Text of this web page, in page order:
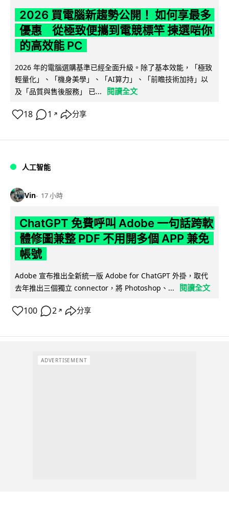
2026 買電腦新趨勢公開！ 如何享最多
優惠 從極致便攜到電競標竿 揀選啱你
的高效能 PC
2026 年的電腦選購基準已經全面升級。除了基本效能，「極致
輕量化」、「機身美學」、「AI算力」、「前瞻技術加持」以
及「品質與售後服務」 已...
閱讀全文
18 1 ↗ 分享
人工智能
Vin 17 小時
ChatGPT 免費呼叫 Adobe 一句話跨軟
體修圖兼整 PDF 不用開多個 APP 兼免
帳號
Adobe 宣布推出全新統一版 Adobe for ChatGPT 外掛，取代
去年推出三個獨立 connector，將 Photoshop、...
閱讀全文
100 2 ↗ 分享
ADVERTISEMENT